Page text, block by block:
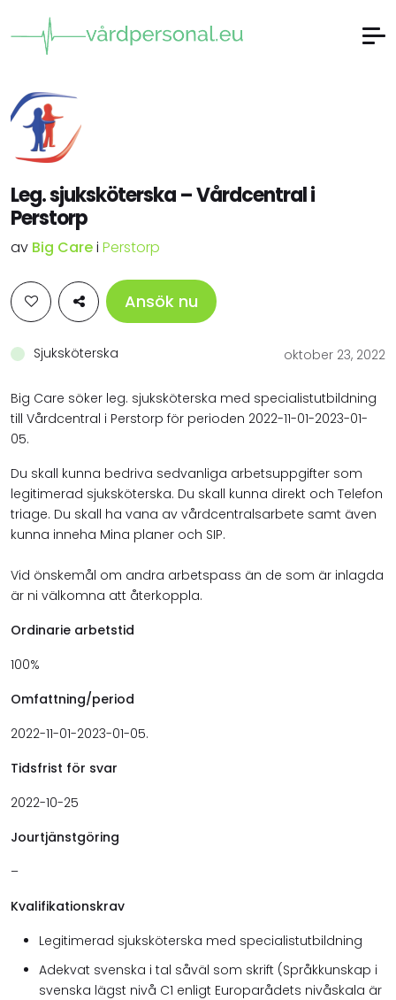
Leg. sjuksköterska – Vårdcentral i
Perstorp
av Big Carei Perstorp
Ansök nu
Sjuksköterska oktober 23, 2022
Big Care söker leg. sjuksköterska med specialistutbildning
till Vårdcentral i Perstorp för perioden 2022-11-01-2023-01-
05.
Du skall kunna bedriva sedvanliga arbetsuppgifter som
legitimerad sjuksköterska. Du skall kunna direkt och Telefon
triage. Du skall ha vana av vårdcentralsarbete samt även
kunna inneha Mina planer och SIP.
Vid önskemål om andra arbetspass än de som är inlagda
är ni välkomna att återkoppla.
Ordinarie arbetstid
100%
Omfattning/period
2022-11-01-2023-01-05.
Tidsfrist för svar
2022-10-25
Jourtjänstgöring
–
Kvalifikationskrav
Legitimerad sjuksköterska med specialistutbildning
Adekvat svenska i tal såväl som skrift (Språkkunskap i
svenska lägst nivå C1 enligt Europarådets nivåskala är